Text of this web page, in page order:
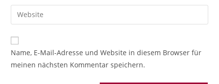
zum
Kommentieren
ein
E-
Mail-
zum
Kommentieren
ein
Gib
deine
Website-
URL
Name, E-Mail-Adresse und Website in diesem Browser für
meinen nächsten Kommentar speichern.